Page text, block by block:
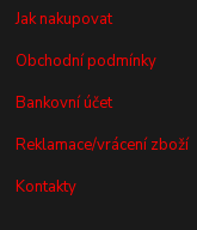
Jak nakupovat
Obchodní podmínky
Bankovní účet
Reklamace/vrácení zboží
Kontakty